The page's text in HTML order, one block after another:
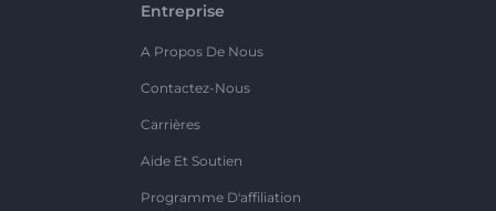
Entreprise
A Propos De Nous
Contactez-Nous
Carrières
Aide Et Soutien
Programme D'affiliation